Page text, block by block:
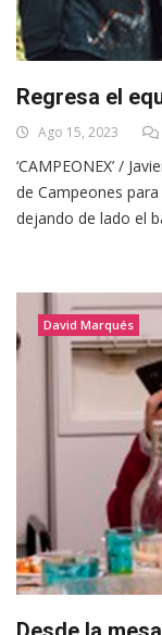
Regresa el
Ago 15, 2023
‘CAMPEONEX’ /
de Campeones
dejando de lado el
David Marqués